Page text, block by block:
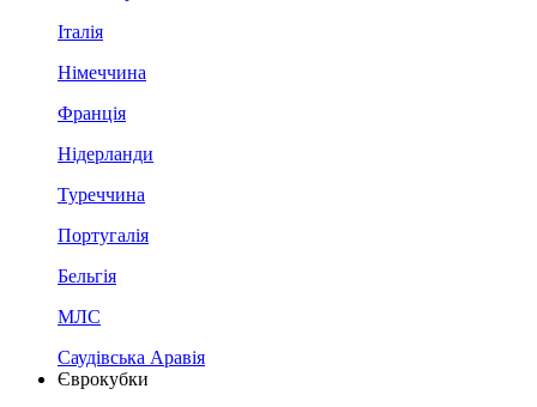
Італія
Німеччина
Франція
Нідерланди
Туреччина
Португалія
Бельгія
МЛС
Саудівська Аравія
Єврокубки